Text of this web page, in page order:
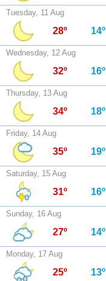
Tuesday, 11 Aug
28º 14º
Wednesday, 12 Aug
32º 16º
Thursday, 13 Aug
34º 18º
Friday, 14 Aug
35º 19º
Saturday, 15 Aug
31º 16º
Sunday, 16 Aug
27º 14º
Monday, 17 Aug
25º 13º